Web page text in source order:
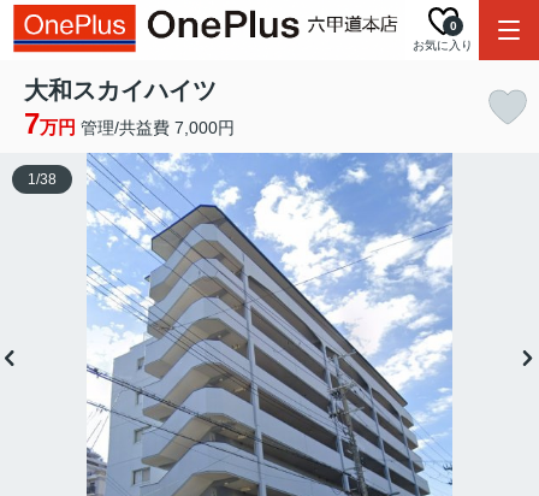
お気に入り
0
大和スカイハイツ
7万円 管理/共益費 7,000円
1/38